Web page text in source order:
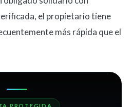
el propietario tiene
más rápida que el